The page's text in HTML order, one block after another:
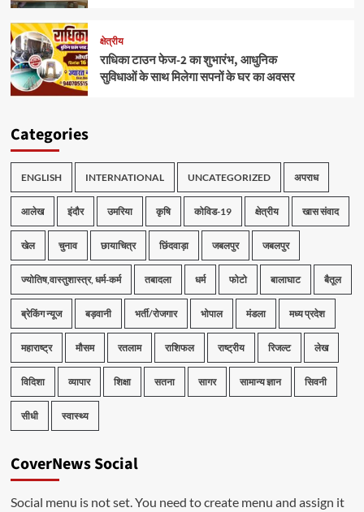
क्षेत्रीय
राधिका टाउन फेज-2 का शुभारंभ, आधुनिक
सुविधाओं के साथ मिलेगा सपनों के घर का अवसर
Categories
ENGLISH INTERNATIONAL UNCATEGORIZED अपराध
आलेख इंदौर उमरिया कृषि कोविड-19 क्षेत्रीय खास संवाद
खेल चुनाव छायाचित्र छिंदवाड़ा जबलपुर जबलपुर
ज्योतिष,वास्तुशास्त्र, धर्म-कर्म तबादला धर्म फोटो बालाघाट बैतूल
ब्रेकिंग न्यूज बड़वानी भर्ती/रोजगार भोपाल मंडला मध्य प्रदेश
महाराष्ट्र मौसम रतलाम राशिफल राष्ट्रीय रिजल्ट लेख
विदिशा व्यापार शिक्षा सतना सागर सामान्य ज्ञान सिवनी
सीधी स्वास्थ्य
CoverNews Social
Social menu is not set. You need to create menu and assign it